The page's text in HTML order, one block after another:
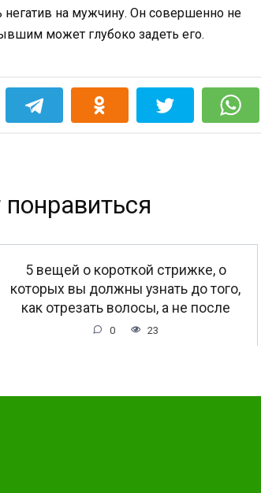
на мужчину. Он совершенно не
может глубоко задеть его.
5 вещей о короткой стрижке, о
которых вы должны узнать до того,
как отрезать волосы, а не после
0 23